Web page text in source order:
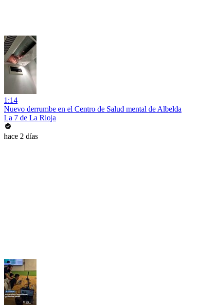
1:14
Nuevo derrumbe en el Centro de Salud mental de Albelda
La 7 de La Rioja
hace 2 días